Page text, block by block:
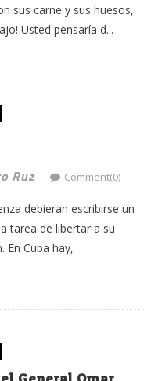
sus carne y sus huesos,
Usted pensaría d...
Ruz Comment(0)
debieran escribirse un
tarea de libertar a su
En Cuba hay,